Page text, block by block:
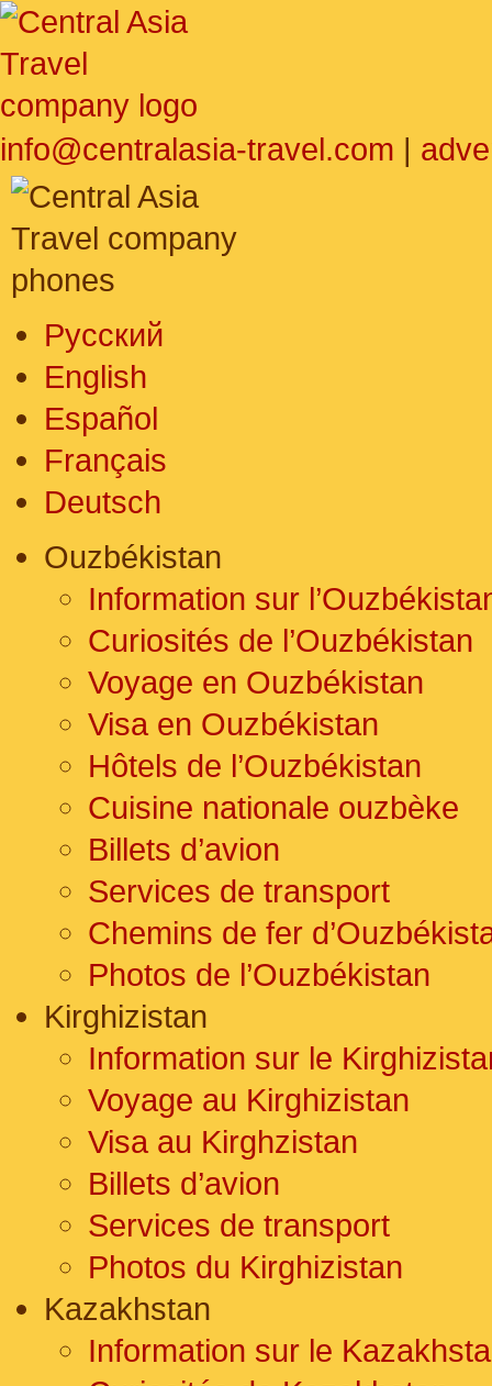
info@centralasia-travel.com |
Русский
English
Español
Français
Deutsch
Ouzbékistan
Information sur
Curiosités de l’Ouzbékistan
Voyage en Ouzbékistan
Visa en Ouzbékistan
Hôtels de l’Ouzbékistan
Cuisine nationale ouzbèke
Billets d’avion
Services de transport
Chemins de fer
Photos de l’Ouzbékistan
Kirghizistan
Information sur le
Voyage au Kirghizistan
Visa au Kirghzistan
Billets d’avion
Services de transport
Photos du Kirghizistan
Kazakhstan
Information sur le